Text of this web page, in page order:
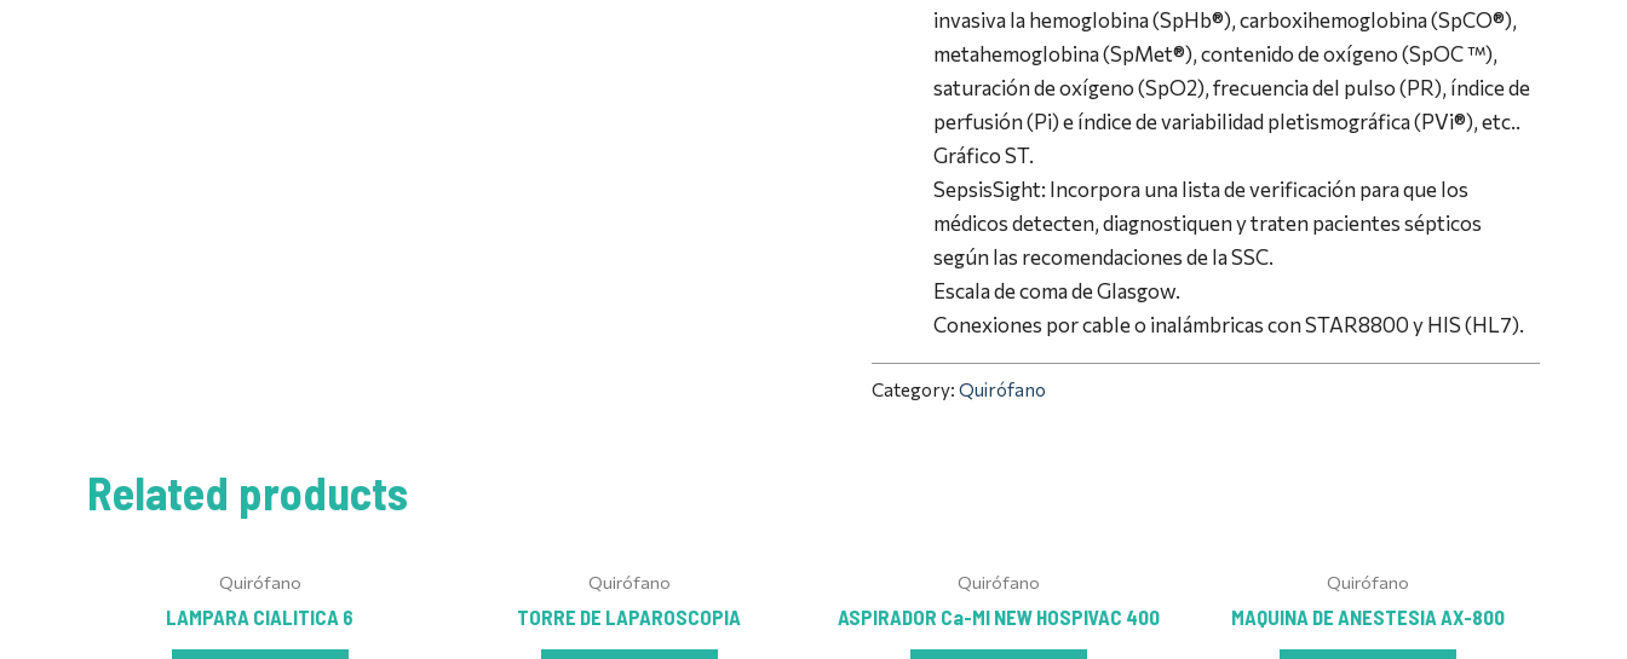
invasiva la hemoglobina (SpHb®), carboxihemoglobina (SpCO®),
metahemoglobina (SpMet®), contenido de oxígeno (SpOC ™),
saturación de oxígeno (SpO2), frecuencia del pulso (PR), índice de
perfusión (Pi) e índice de variabilidad pletismográfica (PVi®), etc..
Gráfico ST.
SepsisSight: Incorpora una lista de verificación para que los
médicos detecten, diagnostiquen y traten pacientes sépticos
según las recomendaciones de la SSC.
Escala de coma de Glasgow.
Conexiones por cable o inalámbricas con STAR8800 y HIS (HL7).
Category: Quirófano
Related products
Quirófano
LAMPARA CIALITICA 6
Quirófano
TORRE DE LAPAROSCOPIA
Quirófano
ASPIRADOR Ca-MI NEW HOSPIVAC 400
Quirófano
MAQUINA DE ANESTESIA AX-800